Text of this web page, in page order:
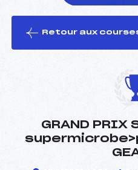
le ski
Retour aux
GRAND PRIX